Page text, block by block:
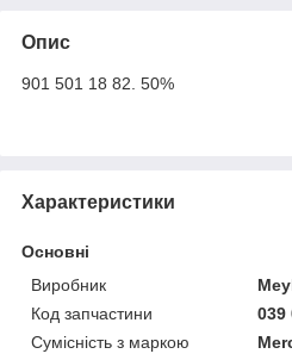
Опис
901 501 18 82. 50%
Характеристики
Основні
Виробник
Код запчастини
039
Сумісність з маркою